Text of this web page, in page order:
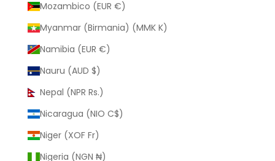
Mozambico (EUR €)
Myanmar (Birmania) (MMK K)
Namibia (EUR €)
Nauru (AUD $)
Nepal (NPR Rs.)
Nicaragua (NIO C$)
Niger (XOF Fr)
Nigeria (NGN ₦)